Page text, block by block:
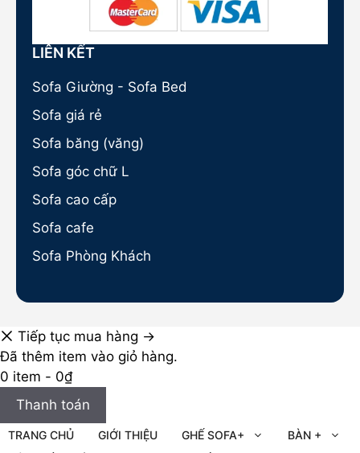
LIÊN KẾT
Sofa Giường - Sofa Bed
Sofa giá rẻ
Sofa băng (văng)
Sofa góc chữ L
Sofa cao cấp
Sofa cafe
Sofa Phòng Khách
Tiếp tục mua hàng →
Đã thêm item vào giỏ hàng.
0 item - 0₫
Thanh toán
TRANG CHỦ GIỚI THIỆU GHẾ SOFA+
BÀN +